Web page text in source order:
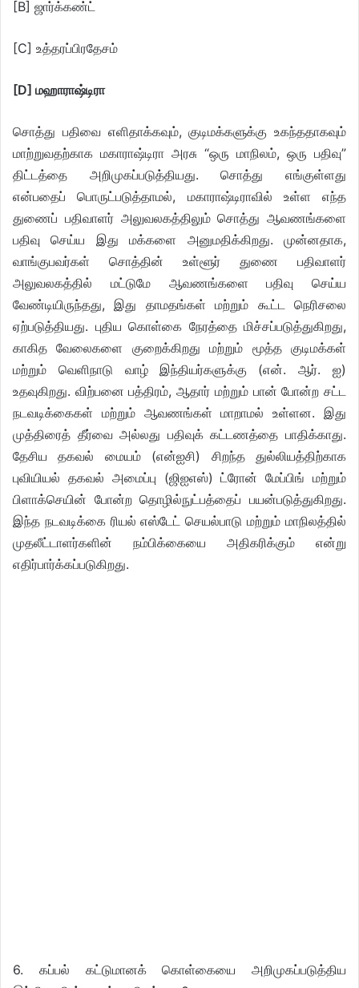
[B] ஜார்க்கண்ட்
[C] உத்தரப்பிரதேசம்
[D] மஹாராஷ்டிரா
சொத்து பதிவை எளிதாக்கவும், குடிமக்களுக்கு உகந்ததாகவும்
மாற்றுவதற்காக மகாராஷ்டிரா அரசு “ஒரு மாநிலம், ஒரு பதிவு”
திட்டத்தை அறிமுகப்படுத்தியது. சொத்து எங்குள்ளது
என்பதைப் பொருட்படுத்தாமல், மகாராஷ்டிராவில் உள்ள எந்த
துணைப் பதிவாளர் அலுவலகத்திலும் சொத்து ஆவணங்களை
பதிவு செய்ய இது மக்களை அனுமதிக்கிறது. முன்னதாக,
வாங்குபவர்கள் சொத்தின் உள்ளூர் துணை பதிவாளர்
அலுவலகத்தில் மட்டுமே ஆவணங்களை பதிவு செய்ய
வேண்டியிருந்தது, இது தாமதங்கள் மற்றும் கூட்ட நெரிசலை
ஏற்படுத்தியது. புதிய கொள்கை நேரத்தை மிச்சப்படுத்துகிறது,
காகித வேலைகளை குறைக்கிறது மற்றும் மூத்த குடிமக்கள்
மற்றும் வெளிநாடு வாழ் இந்தியர்களுக்கு (என். ஆர். ஐ)
உதவுகிறது. விற்பனை பத்திரம், ஆதார் மற்றும் பான் போன்ற சட்ட
நடவடிக்கைகள் மற்றும் ஆவணங்கள் மாறாமல் உள்ளன. இது
முத்திரைத் தீர்வை அல்லது பதிவுக் கட்டணத்தை பாதிக்காது.
தேசிய தகவல் மையம் (என்ஐசி) சிறந்த துல்லியத்திற்காக
புவியியல் தகவல் அமைப்பு (ஜிஐஎஸ்) ட்ரோன் மேப்பிங் மற்றும்
பிளாக்செயின் போன்ற தொழில்நுட்பத்தைப் பயன்படுத்துகிறது.
இந்த நடவடிக்கை ரியல் எஸ்டேட் செயல்பாடு மற்றும் மாநிலத்தில்
முதலீட்டாளர்களின் நம்பிக்கையை அதிகரிக்கும் என்று
எதிர்பார்க்கப்படுகிறது.
6. கப்பல் கட்டுமானக் கொள்கையை அறிமுகப்படுத்திய